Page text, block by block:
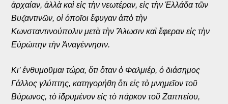
ἀρχαίαν, ἀλλὰ καὶ εἰς τὴν νεωτέραν, εἰς τὴν Ἑλλάδα τῶν
Βυζαντινῶν, οἱ ὁποῖοι ἔφυγαν ἀπὸ τὴν
Κωνσταντινούπολιν μετὰ τὴν Ἅλωσιν καὶ ἔφεραν εἰς τὴν
Εὐρώπην τὴν Ἀναγέννησιν.
Κι’ ἐνθυμοῦμαι τώρα, ὅτι ὅταν ὁ Φαλμιέρ, ὁ διάσημος
Γάλλος γλύπτης, κατηγορήθη ὅτι εἰς τὸ μνημεῖον τοῦ
Βύρωνος, τὸ ἱδρυμένον εἰς τὸ πάρκον τοῦ Ζαππείου,